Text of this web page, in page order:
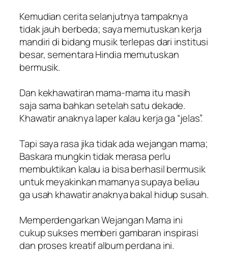
Kemudian cerita selanjutnya tampaknya
tidak jauh berbeda; saya memutuskan kerja
mandiri di bidang musik terlepas dari institusi
besar, sementara Hindia memutuskan
bermusik.
Dan kekhawatiran mama-mama itu masih
saja sama bahkan setelah satu dekade.
Khawatir anaknya laper kalau kerja ga “jelas”.
Tapi saya rasa jika tidak ada wejangan mama;
Baskara mungkin tidak merasa perlu
membuktikan kalau ia bisa berhasil bermusik
untuk meyakinkan mamanya supaya beliau
ga usah khawatir anaknya bakal hidup susah.
Memperdengarkan Wejangan Mama ini
cukup sukses memberi gambaran inspirasi
dan proses kreatif album perdana ini.